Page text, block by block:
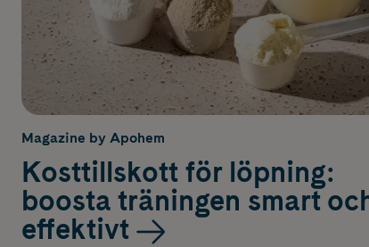
Magazine by Apohem
Kosttillskott för löpning:
boosta träningen smart
effektivt